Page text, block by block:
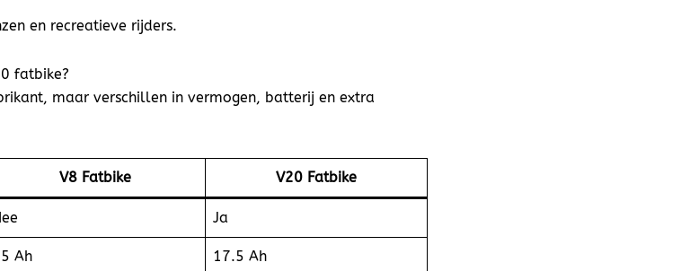
en recreatieve rijders.
fatbike?
maar verschillen in vermogen, batterij en extra
V8 Fatbike V20 Fatbike
Ja
Ah 17.5 Ah